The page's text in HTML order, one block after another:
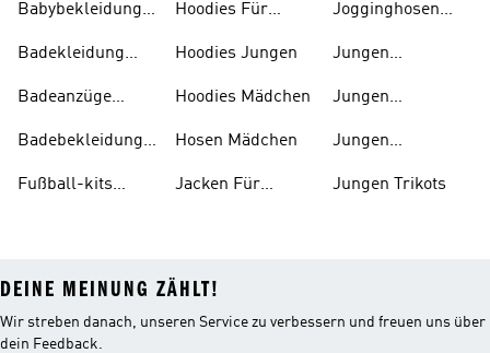
Babybekleidung
Badekleidung
Badeanzüge
Badebekleidung
Fußball-kits
Hoodies Für
Hoodies Jungen
Hoodies Mädchen
Hosen Mädchen
Jacken Für
Jogginghosen
Jungen
Jungen
Jungen
Jungen Trikots
DEINE MEINUNG ZÄHLT!
Wir streben danach, unseren Service zu verbessern und freuen uns über
dein Feedback.